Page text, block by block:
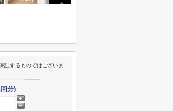
証するものではございま
分)